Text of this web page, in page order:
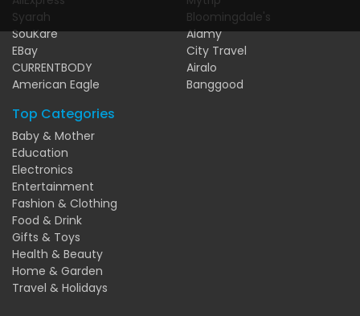
Syarah
SouKare
EBay
CURRENTBODY
American Eagle
Bloomingdale's
Alamy
City Travel
Airalo
Banggood
Top Categories
Baby & Mother
Education
Electronics
Entertainment
Fashion & Clothing
Food & Drink
Gifts & Toys
Health & Beauty
Home & Garden
Travel & Holidays